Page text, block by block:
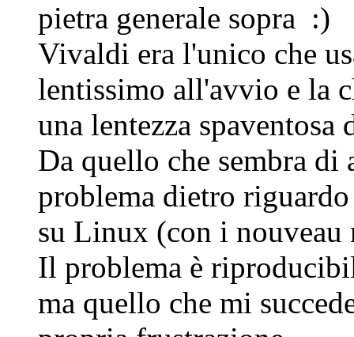
pietra generale sopra
Vivaldi era l'unico che
lentissimo all'avvio e la
una lentezza spaventosa
Da quello che sembra di
problema dietro
su Linux (con i
Il problema è
ma quello che mi